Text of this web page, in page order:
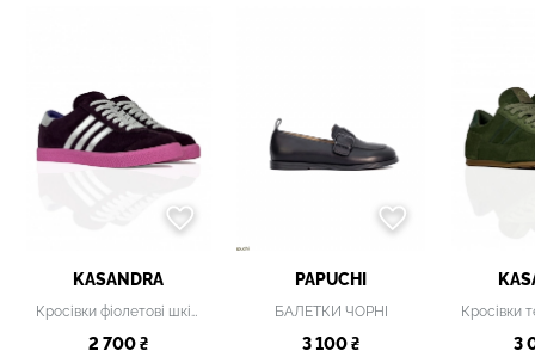
KASANDRA
Кросівки фіолетові шкіряні
2 700 ₴
PAPUCHI
БАЛЕТКИ ЧОРНІ
3 100 ₴ 3